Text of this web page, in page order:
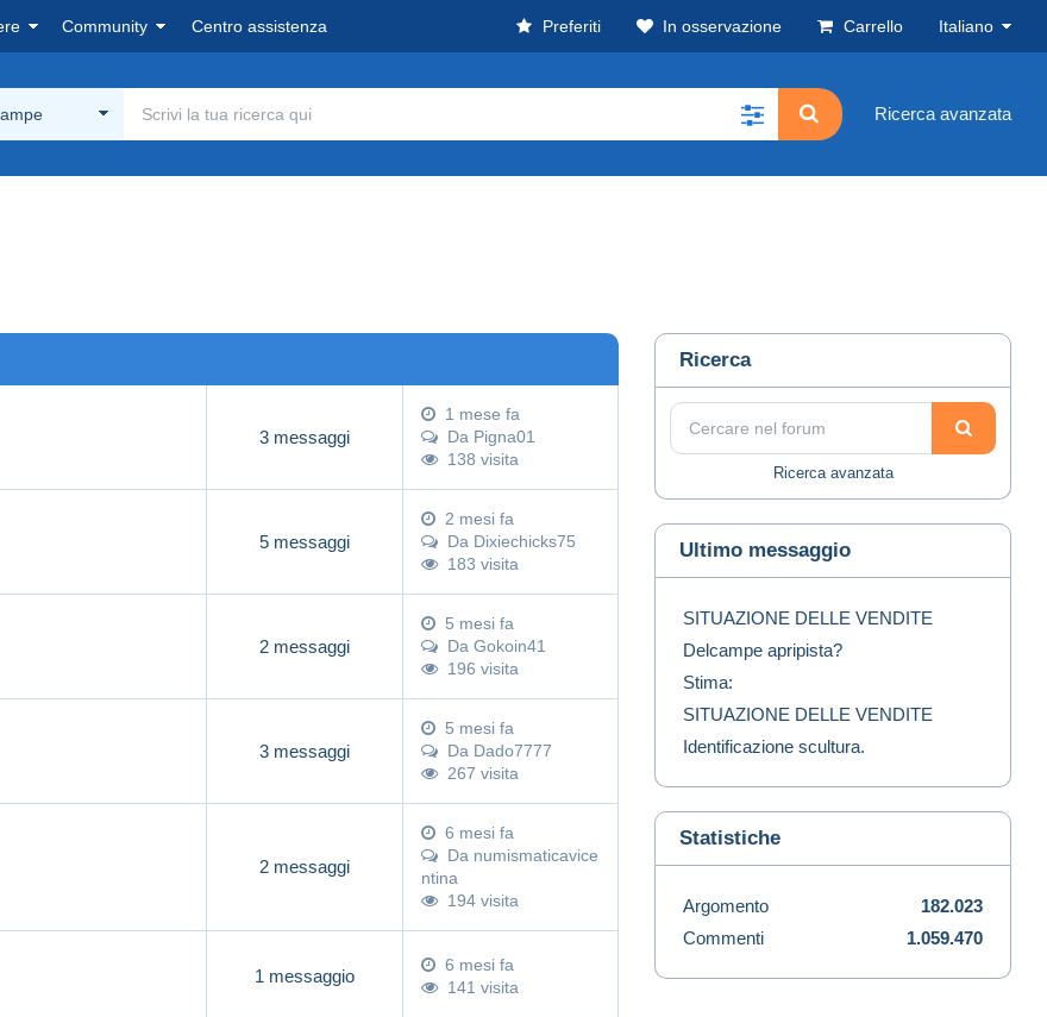
Community Centro assistenza Preferiti In osservazione Carrello Italiano
Ricerca avanzata
3 messaggi
1 mese fa
Da Pigna01
138 visita
5 messaggi
2 mesi fa
Da Dixiechicks75
183 visita
2 messaggi
5 mesi fa
Da Gokoin41
196 visita
3 messaggi
5 mesi fa
Da Dado7777
267 visita
2 messaggi
6 mesi fa
Da numismaticavice
ntina
194 visita
1 messaggio
6 mesi fa
141 visita
Ricerca
Ricerca avanzata
Ultimo messaggio
SITUAZIONE DELLE VENDITE
Delcampe apripista?
Stima:
SITUAZIONE DELLE VENDITE
Identificazione scultura.
Statistiche
Argomento
182.023
Commenti
1.059.470